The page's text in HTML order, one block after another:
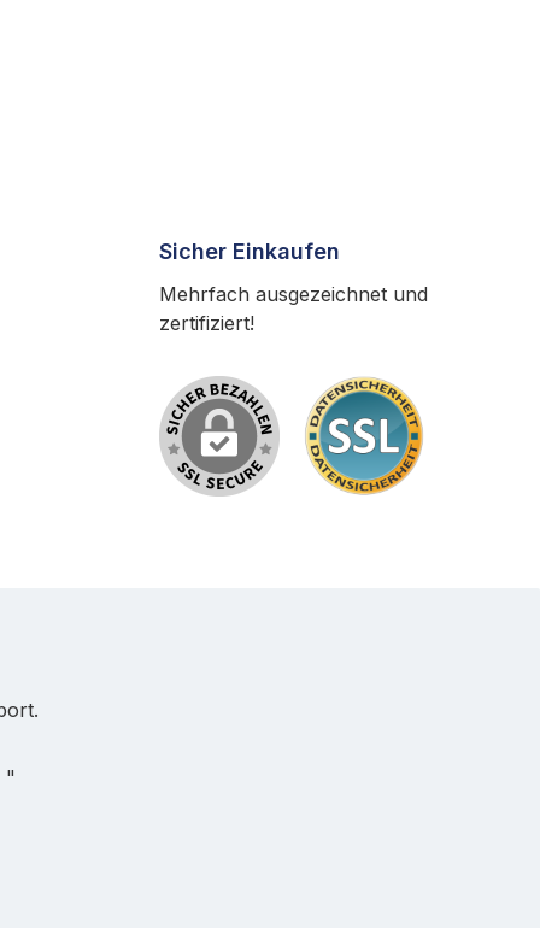
Sicher Einkaufen
Mehrfach ausgezeichnet und
zertifiziert!
"